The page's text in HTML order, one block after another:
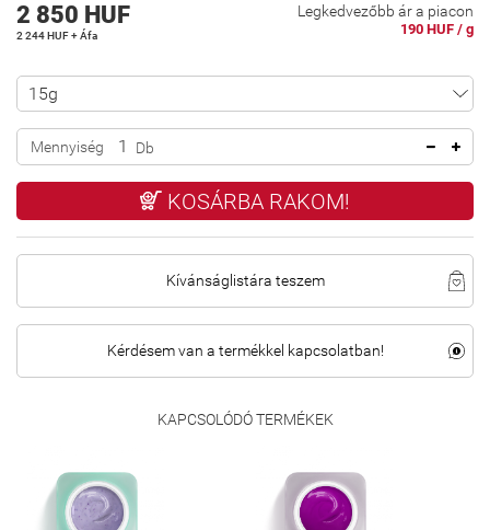
Legkedvezőbb ár a piacon
190 HUF / g
2 850 HUF
2 244 HUF + Áfa
Mennyiség Db
KOSÁRBA RAKOM!
Kívánságlistára teszem
Kérdésem van a termékkel kapcsolatban!
KAPCSOLÓDÓ TERMÉKEK